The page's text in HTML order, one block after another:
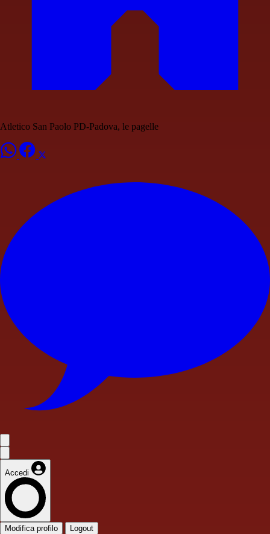
Atletico San Paolo PD-Padova, le pagelle
Accedi
Modifica profilo Logout